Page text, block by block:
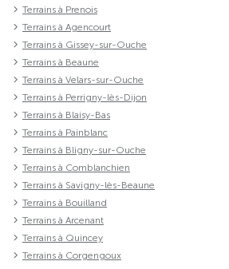
Terrains à Prenois
Terrains à Agencourt
Terrains à Gissey-sur-Ouche
Terrains à Beaune
Terrains à Velars-sur-Ouche
Terrains à Perrigny-lès-Dijon
Terrains à Blaisy-Bas
Terrains à Painblanc
Terrains à Bligny-sur-Ouche
Terrains à Comblanchien
Terrains à Savigny-lès-Beaune
Terrains à Bouilland
Terrains à Arcenant
Terrains à Quincey
Terrains à Corgengoux